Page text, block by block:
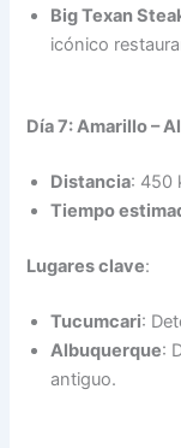
Big Texan
icónico
Día 7: Amarillo –
Distancia: 450
Tiempo
Lugares clave:
Tucumcari:
Albuquerque:
antiguo.